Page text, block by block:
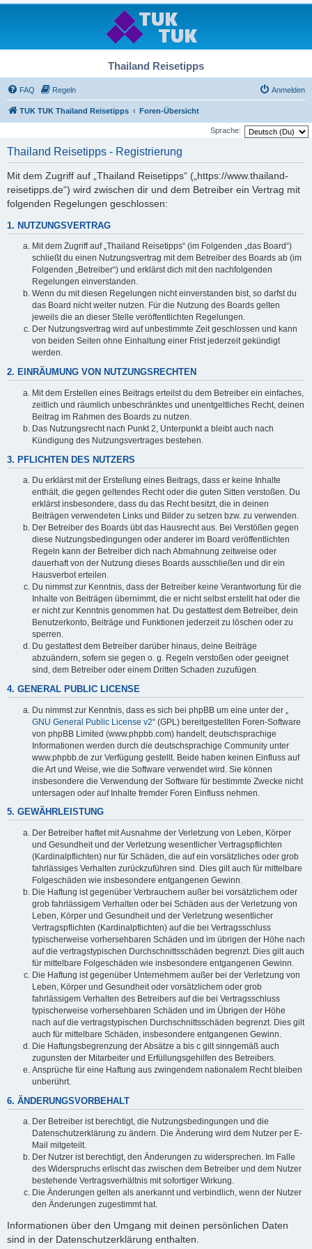
Thailand Reisetipps
FAQ Regeln Anmelden
TUK TUK Thailand Reisetipps Foren-Übersicht
Sprache:
Thailand Reisetipps - Registrierung
Mit dem Zugriff auf „Thailand Reisetipps“ („https://www.thailand-
reisetipps.de“) wird zwischen dir und dem Betreiber ein Vertrag mit
folgenden Regelungen geschlossen:
1. NUTZUNGSVERTRAG
Mit dem Zugriff auf „Thailand Reisetipps“ (im Folgenden „das Board“)
schließt du einen Nutzungsvertrag mit dem Betreiber des Boards ab (im
Folgenden „Betreiber“) und erklärst dich mit den nachfolgenden
Regelungen einverstanden.
Wenn du mit diesen Regelungen nicht einverstanden bist, so darfst du
das Board nicht weiter nutzen. Für die Nutzung des Boards gelten
jeweils die an dieser Stelle veröffentlichten Regelungen.
Der Nutzungsvertrag wird auf unbestimmte Zeit geschlossen und kann
von beiden Seiten ohne Einhaltung einer Frist jederzeit gekündigt
werden.
2. EINRÄUMUNG VON NUTZUNGSRECHTEN
Mit dem Erstellen eines Beitrags erteilst du dem Betreiber ein einfaches,
zeitlich und räumlich unbeschränktes und unentgeltliches Recht, deinen
Beitrag im Rahmen des Boards zu nutzen.
Das Nutzungsrecht nach Punkt 2, Unterpunkt a bleibt auch nach
Kündigung des Nutzungsvertrages bestehen.
3. PFLICHTEN DES NUTZERS
Du erklärst mit der Erstellung eines Beitrags, dass er keine Inhalte
enthält, die gegen geltendes Recht oder die guten Sitten verstoßen. Du
erklärst insbesondere, dass du das Recht besitzt, die in deinen
Beiträgen verwendeten Links und Bilder zu setzen bzw. zu verwenden.
Der Betreiber des Boards übt das Hausrecht aus. Bei Verstößen gegen
diese Nutzungsbedingungen oder anderer im Board veröffentlichten
Regeln kann der Betreiber dich nach Abmahnung zeitweise oder
dauerhaft von der Nutzung dieses Boards ausschließen und dir ein
Hausverbot erteilen.
Du nimmst zur Kenntnis, dass der Betreiber keine Verantwortung für die
Inhalte von Beiträgen übernimmt, die er nicht selbst erstellt hat oder die
er nicht zur Kenntnis genommen hat. Du gestattest dem Betreiber, dein
Benutzerkonto, Beiträge und Funktionen jederzeit zu löschen oder zu
sperren.
Du gestattest dem Betreiber darüber hinaus, deine Beiträge
abzuändern, sofern sie gegen o. g. Regeln verstoßen oder geeignet
sind, dem Betreiber oder einem Dritten Schaden zuzufügen.
4. GENERAL PUBLIC LICENSE
Du nimmst zur Kenntnis, dass es sich bei phpBB um eine unter der „
GNU General Public License v2“ (GPL) bereitgestellten Foren-Software
von phpBB Limited (www.phpbb.com) handelt; deutschsprachige
Informationen werden durch die deutschsprachige Community unter
www.phpbb.de zur Verfügung gestellt. Beide haben keinen Einfluss auf
die Art und Weise, wie die Software verwendet wird. Sie können
insbesondere die Verwendung der Software für bestimmte Zwecke nicht
untersagen oder auf Inhalte fremder Foren Einfluss nehmen.
5. GEWÄHRLEISTUNG
Der Betreiber haftet mit Ausnahme der Verletzung von Leben, Körper
und Gesundheit und der Verletzung wesentlicher Vertragspflichten
(Kardinalpflichten) nur für Schäden, die auf ein vorsätzliches oder grob
fahrlässiges Verhalten zurückzuführen sind. Dies gilt auch für mittelbare
Folgeschäden wie insbesondere entgangenen Gewinn.
Die Haftung ist gegenüber Verbrauchern außer bei vorsätzlichem oder
grob fahrlässigem Verhalten oder bei Schäden aus der Verletzung von
Leben, Körper und Gesundheit und der Verletzung wesentlicher
Vertragspflichten (Kardinalpflichten) auf die bei Vertragsschluss
typischerweise vorhersehbaren Schäden und im übrigen der Höhe nach
auf die vertragstypischen Durchschnittsschäden begrenzt. Dies gilt auch
für mittelbare Folgeschäden wie insbesondere entgangenen Gewinn.
Die Haftung ist gegenüber Unternehmern außer bei der Verletzung von
Leben, Körper und Gesundheit oder vorsätzlichem oder grob
fahrlässigem Verhalten des Betreibers auf die bei Vertragsschluss
typischerweise vorhersehbaren Schäden und im Übrigen der Höhe
nach auf die vertragstypischen Durchschnittsschäden begrenzt. Dies gilt
auch für mittelbare Schäden, insbesondere entgangenen Gewinn.
Die Haftungsbegrenzung der Absätze a bis c gilt sinngemäß auch
zugunsten der Mitarbeiter und Erfüllungsgehilfen des Betreibers.
Ansprüche für eine Haftung aus zwingendem nationalem Recht bleiben
unberührt.
6. ÄNDERUNGSVORBEHALT
Der Betreiber ist berechtigt, die Nutzungsbedingungen und die
Datenschutzerklärung zu ändern. Die Änderung wird dem Nutzer per E-
Mail mitgeteilt.
Der Nutzer ist berechtigt, den Änderungen zu widersprechen. Im Falle
des Widerspruchs erlischt das zwischen dem Betreiber und dem Nutzer
bestehende Vertragsverhältnis mit sofortiger Wirkung.
Die Änderungen gelten als anerkannt und verbindlich, wenn der Nutzer
den Änderungen zugestimmt hat.
Informationen über den Umgang mit deinen persönlichen Daten
sind in der Datenschutzerklärung enthalten.